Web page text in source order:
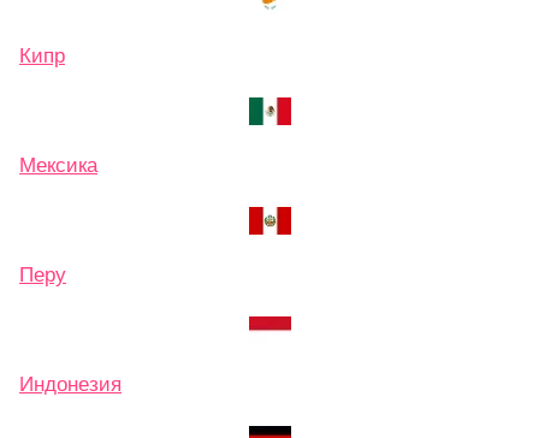
Кипр
Мексика
Перу
Индонезия